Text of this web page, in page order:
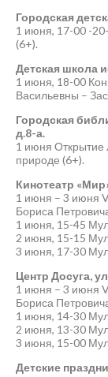
Городская
1 июня, 17-00 -
(6+).
Детская школа
1 июня, 18-00
Васильевны –
Городская
д.8-а.
1 июня Открытие
природе (6+).
Кинотеатр
1 июня – 3 июня
Бориса
1 июня, 15-45
2 июня, 15-15
3 июня, 17-30
Центр Досуга,
1 июня – 3 июня
Бориса
1 июня, 14-30
2 июня, 13-30
3 июня, 15-00
Детские